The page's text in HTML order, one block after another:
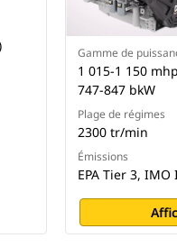
Gamme de
1 015-1 150
747-847 bkW
Plage de régimes
2300 tr/min
Émissions
EPA Tier 3, IMO